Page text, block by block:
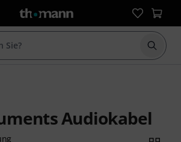
Suche
Audiokabel